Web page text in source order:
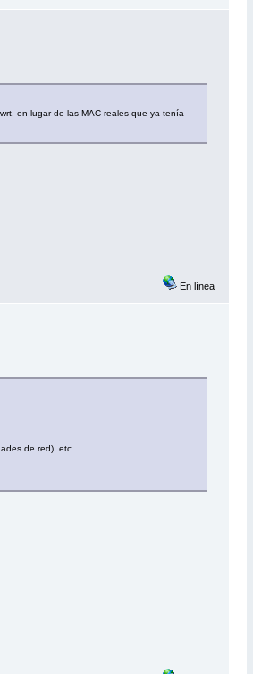
en lugar de las MAC reales que ya tenía
En línea
de red), etc.